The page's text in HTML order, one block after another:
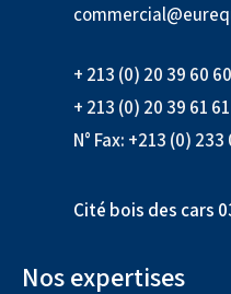
+ 213 (0) 20 39 60 60
+ 213 (0) 20 39 61 61
N° Fax: +213 (0) 233
Cité bois des cars
Nos expertises